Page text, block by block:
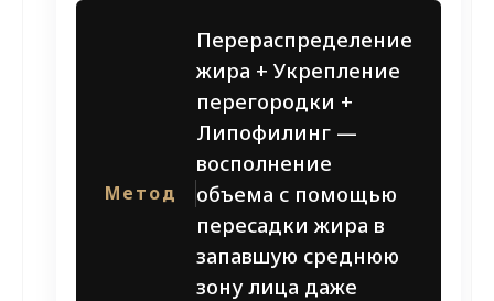
Метод
Перераспределение
жира + Укрепление
перегородки +
Липофилинг —
восполнение
объема с помощью
пересадки жира в
запавшую среднюю
зону лица даже